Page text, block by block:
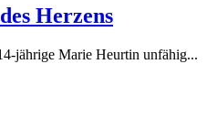
Herzens
jährige Marie Heurtin unfähig...